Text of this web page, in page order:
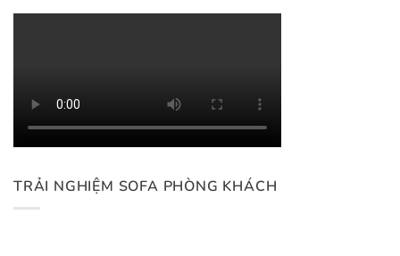
TRẢI NGHIỆM SOFA PHÒNG KHÁCH